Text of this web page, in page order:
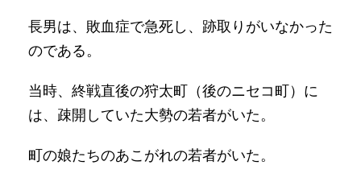
長男は、敗血症で急死し、跡取りがいなかった
のである。
当時、終戦直後の狩太町（後のニセコ町）に
は、疎開していた大勢の若者がいた。
町の娘たちのあこがれの若者がいた。